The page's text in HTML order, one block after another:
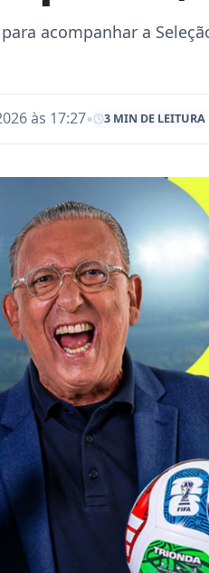
acompanhar a
às 17:27• 3 MIN DE LEITURA